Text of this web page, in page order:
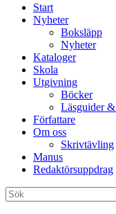
Start
Nyheter
Boksläpp
Nyheter
Kataloger
Skola
Utgivning
Böcker
Läsguider
Författare
Om oss
Skrivtävling
Manus
Redaktörsuppdrag